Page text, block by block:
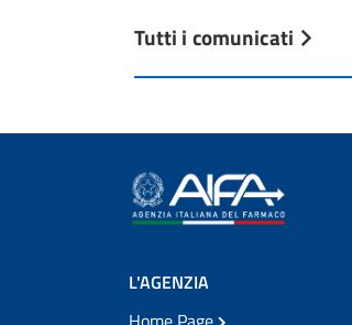
Tutti i comunicati
L'AGENZIA